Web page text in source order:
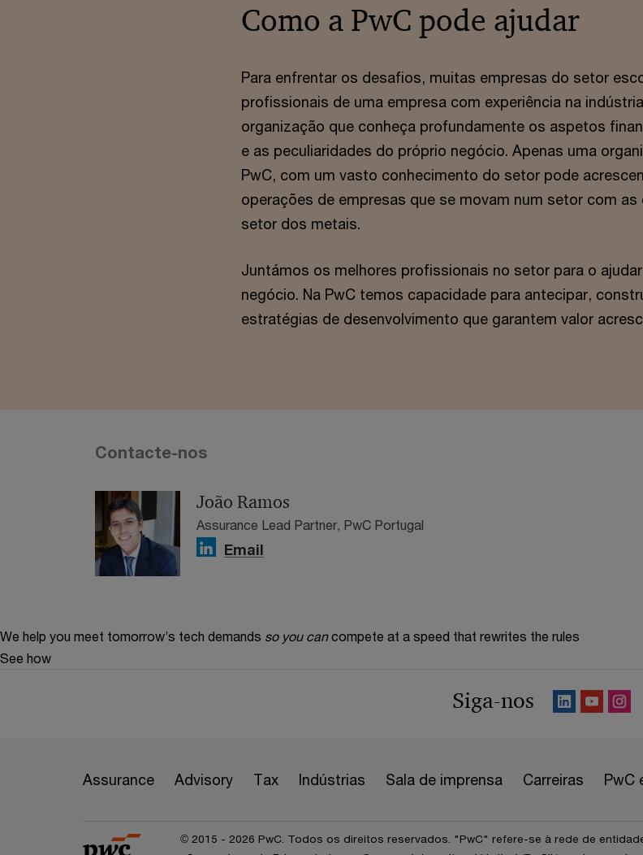
Como a PwC pode ajudar
Para enfrentar os desafios, muitas empresas do setor
profissionais de uma empresa com experiência na
organização que conheça profundamente os aspetos
e as peculiaridades do próprio negócio. Apenas uma
PwC, com um vasto conhecimento do setor pode
operações de empresas que se movam num setor com
setor dos metais.
Juntámos os melhores profissionais no setor para o
negócio. Na PwC temos capacidade para antecipar,
estratégias de desenvolvimento que garantem valor
Contacte-nos
João Ramos
Assurance Lead Partner, PwC Portugal
Email
We help you meet tomorrow’s tech demands so you can compete at a speed that rewrites the rules
See how
Siga-nos
Assurance Advisory Tax Indústrias Sala de imprensa Carreiras PwC
© 2015 - 2026 PwC. Todos os direitos reservados. "PwC" refere-se à rede de